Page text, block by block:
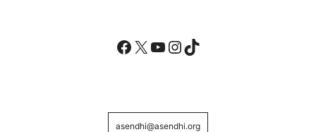
Facebook
X YouTube
Instagram
TikTok
asendhi@asendhi.org